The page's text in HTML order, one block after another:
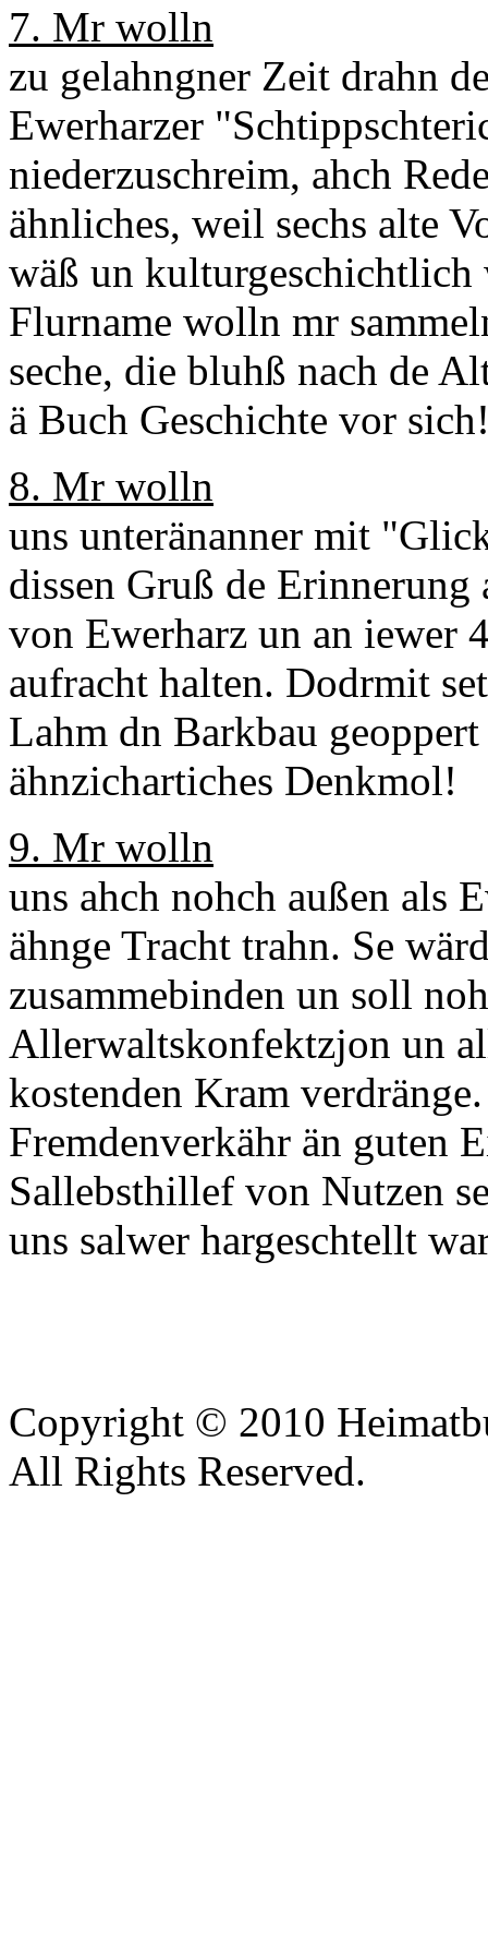
7. Mr wolln
zu gelahngner Zeit drahn
Ewerharzer
niederzuschreim, ahch
ähnliches, weil sechs alte
wäß un
Flurname wolln mr
seche, die bluhß nach de
ä Buch Geschichte vor
8. Mr wolln
uns unteränanner mit
dissen Gruß de Erinnerung
von Ewerharz un an iewer
aufracht halten. Dodrmit
Lahm dn Barkbau
ähnzichartiches Denkmol!
9. Mr wolln
uns ahch nohch außen als
ähnge Tracht trahn. Se
zusammebinden un soll
Allerwaltskonfektzjon un
kostenden Kram
Fremdenverkähr än guten
Sallebsthillef von Nutzen
uns salwer hargeschtellt
Copyright © 2010
All Rights Reserved.